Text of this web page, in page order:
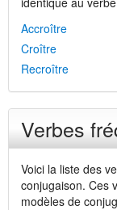
Accroître
Croître
Recroître
Verbes
Voici la liste des
conjugaison. Ces
modèles de